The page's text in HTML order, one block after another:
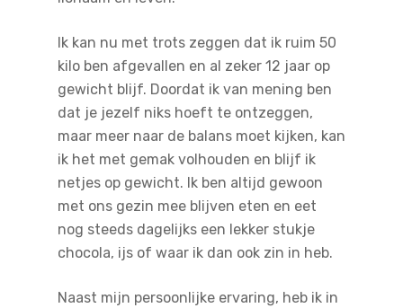
Ik kan nu met trots zeggen dat ik ruim 50
kilo ben afgevallen en al zeker 12 jaar op
gewicht blijf. Doordat ik van mening ben
dat je jezelf niks hoeft te ontzeggen,
maar meer naar de balans moet kijken, kan
ik het met gemak volhouden en blijf ik
netjes op gewicht. Ik ben altijd gewoon
met ons gezin mee blijven eten en eet
nog steeds dagelijks een lekker stukje
chocola, ijs of waar ik dan ook zin in heb.
Naast mijn persoonlijke ervaring, heb ik in